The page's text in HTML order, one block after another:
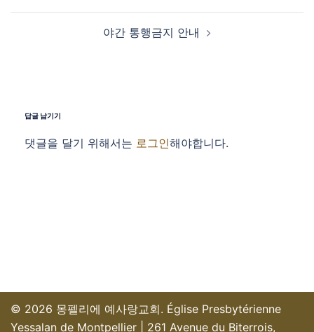
야간 통행금지 안내
답글 남기기
댓글을 달기 위해서는 로그인해야합니다.
© 2026 몽펠리에 예사랑교회. Église Presbytérienne
Yessalan de Montpellier | 261 Avenue du Biterrois,